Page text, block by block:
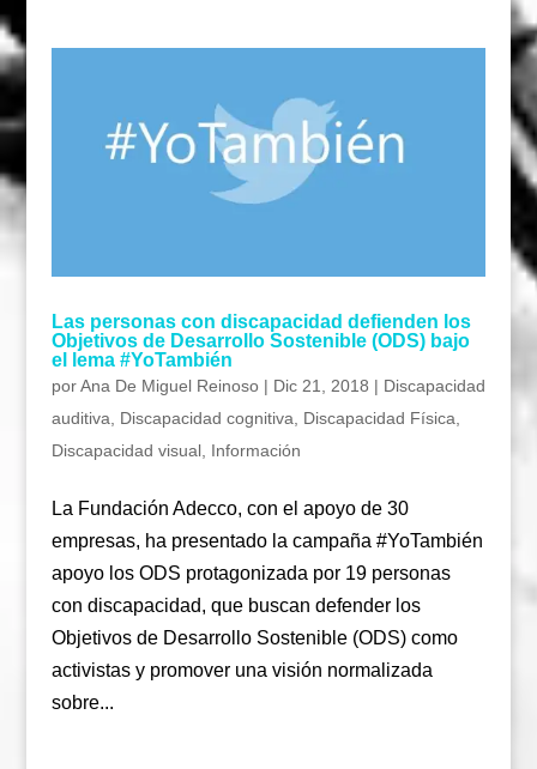
Las personas con discapacidad defienden los
Objetivos de Desarrollo Sostenible (ODS) bajo
el lema #YoTambién
porAna De Miguel Reinoso| Dic 21, 2018 | Discapacidad
auditiva
Discapacidad cognitiva Discapacidad Física
Discapacidad visual, Información
La Fundación Adecco, con el apoyo de 30
empresas, ha presentado la campaña #YoTambién
apoyo los ODS protagonizada por 19 personas
con discapacidad, que buscan defender los
Objetivos de Desarrollo Sostenible (ODS) como
activistas y promover una visión normalizada
sobre...